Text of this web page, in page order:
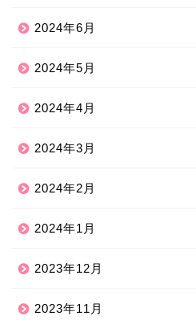
2024年6月
2024年5月
2024年4月
2024年3月
2024年2月
2024年1月
2023年12月
2023年11月